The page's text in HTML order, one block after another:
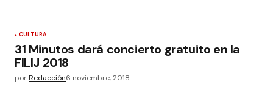
CULTURA
31 Minutos dará concierto gratuito en la
FILIJ 2018
porRedacción6 noviembre, 2018